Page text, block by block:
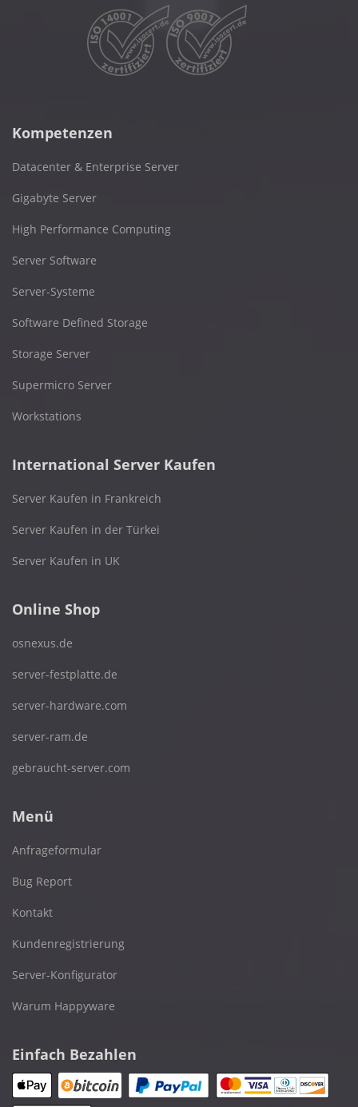
Kompetenzen
Datacenter & Enterprise Server
Gigabyte Server
High Performance Computing
Server Software
Server-Systeme
Software Defined Storage
Storage Server
Supermicro Server
Workstations
International Server Kaufen
Server Kaufen in Frankreich
Server Kaufen in der Türkei
Server Kaufen in UK
Online Shop
osnexus.de
server-festplatte.de
server-hardware.com
server-ram.de
gebraucht-server.com
Menü
Anfrageformular
Bug Report
Kontakt
Kundenregistrierung
Server-Konfigurator
Warum Happyware
Einfach Bezahlen